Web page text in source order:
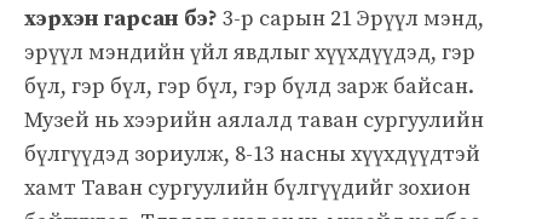
хэрхэн гарсан бэ? 3-р сарын 21 Эрүүл мэнд,
эрүүл мэндийн үйл явдлыг хүүхдүүдэд, гэр
бүл, гэр бүл, гэр бүл, гэр бүлд зарж байсан.
Музей нь хээрийн аялалд таван сургуулийн
бүлгүүдэд зориулж, 8-13 насны хүүхдүүдтэй
хамт Таван сургуулийн бүлгүүдийг зохион